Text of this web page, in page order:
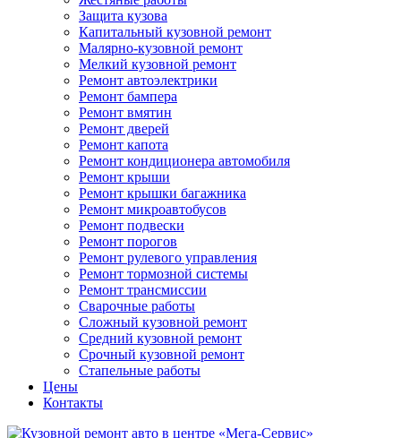
Защита кузова
Капитальный кузовной ремонт
Малярно-кузовной ремонт
Мелкий кузовной ремонт
Ремонт автоэлектрики
Ремонт бампера
Ремонт вмятин
Ремонт дверей
Ремонт капота
Ремонт кондиционера автомобиля
Ремонт крыши
Ремонт крышки багажника
Ремонт микроавтобусов
Ремонт подвески
Ремонт порогов
Ремонт рулевого управления
Ремонт тормозной системы
Ремонт трансмиссии
Сварочные работы
Сложный кузовной ремонт
Средний кузовной ремонт
Срочный кузовной ремонт
Стапельные работы
Цены
Контакты